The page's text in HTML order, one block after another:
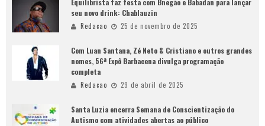
Equilibrista faz festa com Bnegão e Babadan para lançar
seu novo drink: Chablauzin
Redacao 25 de novembro de 2025
Com Luan Santana, Zé Neto & Cristiano e outros grandes
nomes, 56ª Expô Barbacena divulga programação
completa
Redacao 29 de abril de 2025
Santa Luzia encerra Semana de Conscientização do
Autismo com atividades abertas ao público